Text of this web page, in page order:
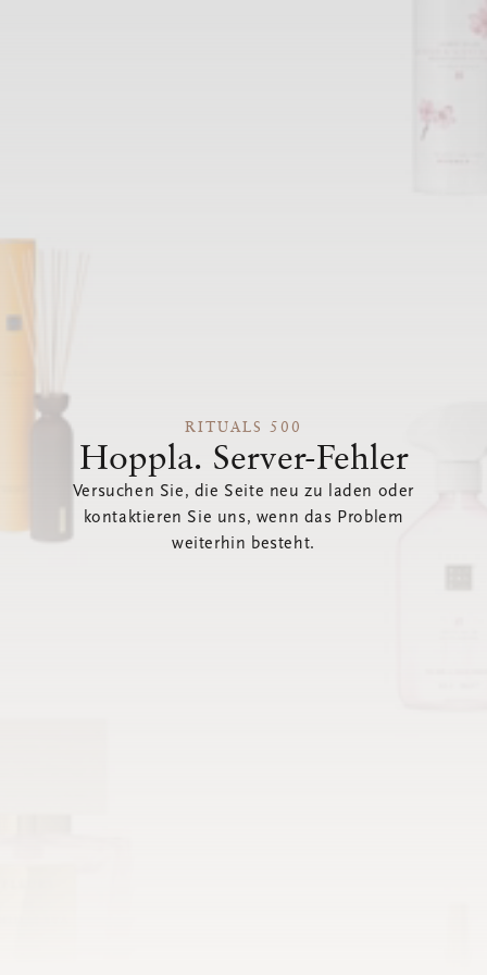
RITUALS 500
Hoppla. Server-Fehler
Versuchen Sie, die Seite neu zu laden oder
kontaktieren Sie uns, wenn das Problem
weiterhin besteht.